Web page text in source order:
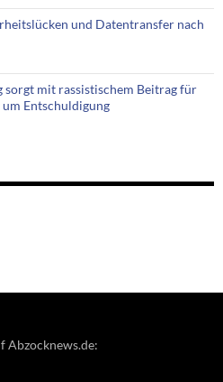
und Datentransfer nach
mit rassistischem Beitrag für
Entschuldigung
Abzocknews.de: